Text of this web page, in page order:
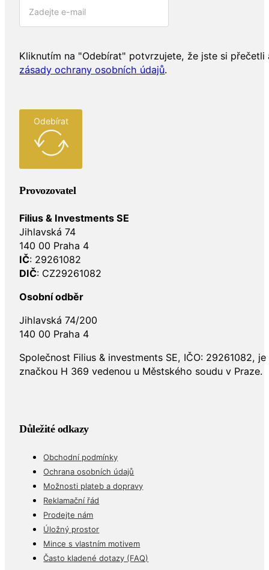
Kliknutím na "Odebírat" potvrzujete, že jste si přečetli
zásady ochrany osobních údajů.
Odebírat
Provozovatel
Filius & Investments SE
Jihlavská 74
140 00 Praha 4
IČ: 29261082
DIČ: CZ29261082
Osobní odběr
Jihlavská 74/200
140 00 Praha 4
Společnost Filius & investments SE, IČO: 29261082,
značkou H 369 vedenou u Městského soudu v Praze.
Důležité odkazy
Obchodní podmínky
Ochrana osobních údajů
Možnosti plateb a dopravy
Reklamační řád
Prodejte nám
Úložný prostor
Mince s vlastním motivem
Často kladené dotazy (FAQ)